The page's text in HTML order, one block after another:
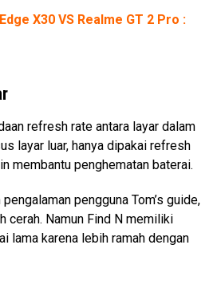
X30 VS Realme GT 2 Pro :
refresh rate antara layar dalam
layar luar, hanya dipakai refresh
membantu penghematan baterai.
pengguna Tom’s guide,
cerah. Namun Find N memiliki
lama karena lebih ramah dengan